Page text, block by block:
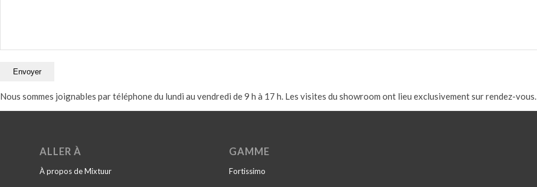
Nous sommes joignables par téléphone du lundi au vendredi de 9 h à 17 h. Les visites du showroom ont lieu exclusivement sur rendez-vous.
ALLER À
À propos de Mixtuur
GAMME
Fortissimo